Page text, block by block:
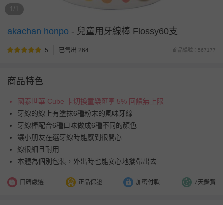
1/1
akachan honpo - 兒童用牙線棒 Flossy60支
5 已售出 264 商品編號：567177
商品特色
國泰世華 Cube 卡切換童樂匯享 5% 回饋無上限
牙線的線上有塗抹6種粉末的風味牙線
牙線棒配合6種口味做成6種不同的顏色
讓小朋友在選牙線時能感到很開心
線很細且耐用
本體為個別包裝，外出時也能安心地攜帶出去
口碑嚴選 正品保證 加密付款 7天鑑賞